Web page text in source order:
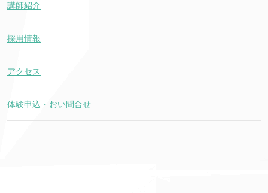
講師紹介
採用情報
アクセス
体験申込・おい問合せ